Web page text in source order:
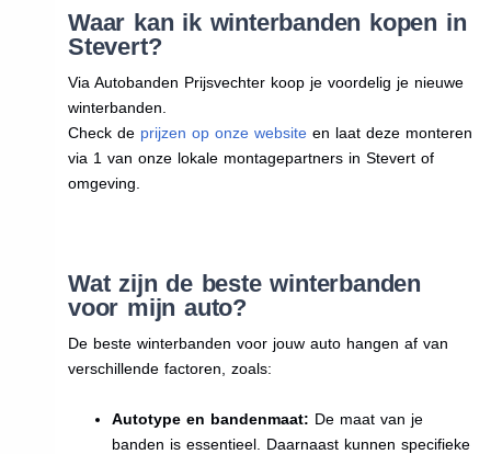
Waar kan ik winterbanden kopen in
Stevert?
Via Autobanden Prijsvechter koop je voordelig je nieuwe
winterbanden.
Check de prijzen op onze websiteen laat deze monteren
via 1 van onze lokale montagepartners in Stevert of
omgeving.
Wat zijn de beste winterbanden
voor mijn auto?
De beste winterbanden voor jouw auto hangen af van
verschillende factoren, zoals:
Autotype en bandenmaat: De maat van je
banden is essentieel. Daarnaast kunnen specifieke